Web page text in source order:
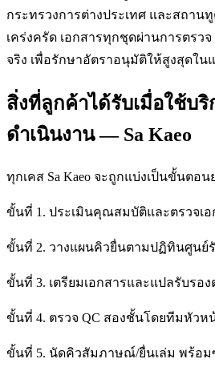
กระทรวงการต่างประเทศ และสถาน
เคร่งครัด เอกสารทุกชุดผ่านการตรว
จริง เพื่อรักษาอัตราอนุมัติให้สูงสุดใน
สิ่งที่ลูกค้าได้รับเมื่อใช้บ
ดำเนินงาน — Sa Kaeo
ทุกเคส Sa Kaeo จะถูกแบ่งเป็นขั้นตอ
ขั้นที่ 1. ประเมินคุณสมบัติและตรวจเอ
ขั้นที่ 2. วางแผนคิวยื่นตามปฏิทินศูนย์
ขั้นที่ 3. เตรียมเอกสารและแปลรับรอ
ขั้นที่ 4. ตรวจ QC สองชั้นโดยทีมหัวห
ขั้นที่ 5. นัดคิวสัมภาษณ์/ยื่นเล่ม พร้อ